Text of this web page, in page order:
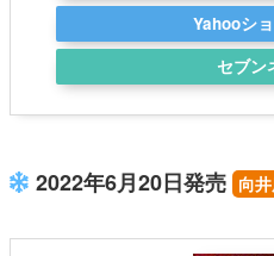
Yahooシ
セブン
2022年6月20日発売 向